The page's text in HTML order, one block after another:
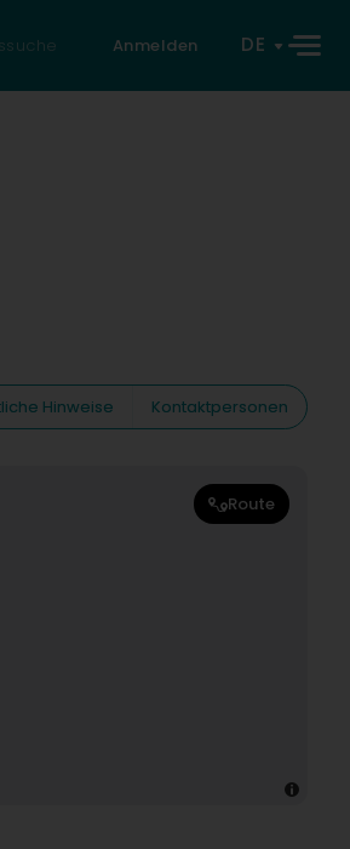
Anmelden DE
Hinweise
Kontaktpersonen
Route